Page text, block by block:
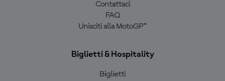
Contattaci
FAQ
Unisciti alla MotoGP™
Biglietti & Hospitality
Biglietti